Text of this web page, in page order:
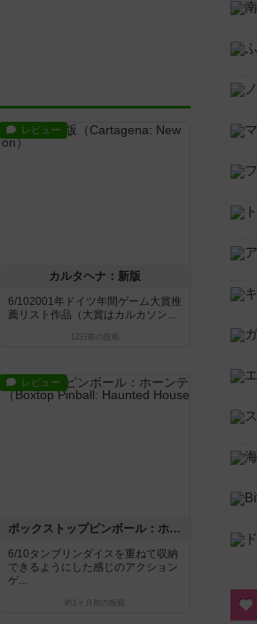
レビュー
カルタヘナ：新版
6/102001年ドイツ年間ゲーム大賞推
薦リスト作品（大賞はカルカソン...
12日前 の投稿
レビュー
ボックストップピンボール：ホーンテッドハウス
6/10タンブリンダイスを重ねて収納
できるようにした感じのアクション
ゲ...
約1ヶ月前 の投稿